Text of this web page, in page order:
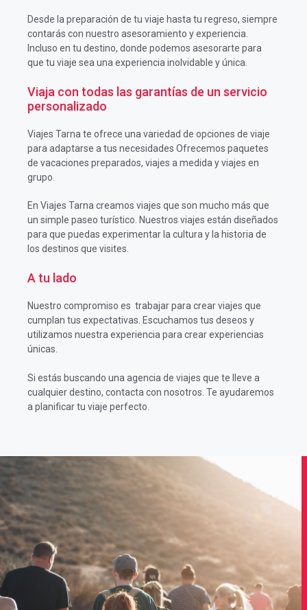
Desde la preparación de tu viaje hasta tu regreso, siempre
contarás con nuestro asesoramiento y experiencia.
Incluso en tu destino, donde podemos asesorarte para
que tu viaje sea una experiencia inolvidable y única.
Viaja con todas las garantías de un servicio
personalizado
Viajes Tarna te ofrece una variedad de opciones de viaje
para adaptarse a tus necesidades Ofrecemos paquetes
de vacaciones preparados, viajes a medida y viajes en
grupo.
En Viajes Tarna creamos viajes que son mucho más que
un simple paseo turístico. Nuestros viajes están diseñados
para que puedas experimentar la cultura y la historia de
los destinos que visites.
A tu lado
Nuestro compromiso es trabajar para crear viajes que
cumplan tus expectativas. Escuchamos tus deseos y
utilizamos nuestra experiencia para crear experiencias
únicas.
Si estás buscando una agencia de viajes que te lleve a
cualquier destino, contacta con nosotros. Te ayudaremos
a planificar tu viaje perfecto.